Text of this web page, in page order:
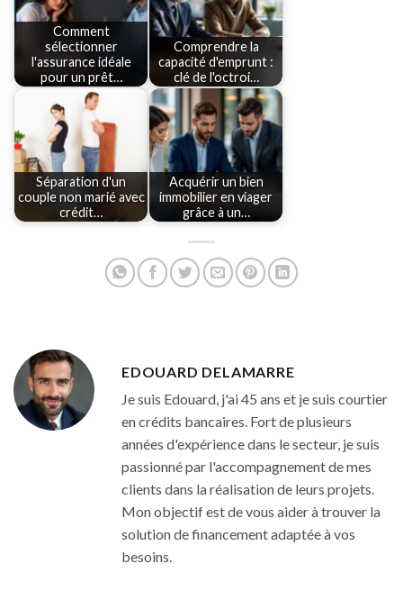
Comment
sélectionner
l'assurance idéale
pour un prêt…
Comprendre la
capacité d'emprunt :
clé de l'octroi…
Séparation d'un
couple non marié avec
crédit…
Acquérir un bien
immobilier en viager
grâce à un…
EDOUARD DELAMARRE
Je suis Edouard, j'ai 45 ans et je suis courtier
en crédits bancaires. Fort de plusieurs
années d'expérience dans le secteur, je suis
passionné par l'accompagnement de mes
clients dans la réalisation de leurs projets.
Mon objectif est de vous aider à trouver la
solution de financement adaptée à vos
besoins.